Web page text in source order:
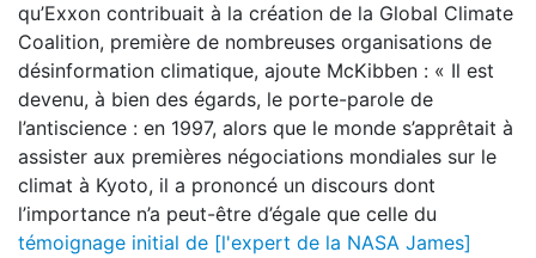
qu’Exxon contribuait à la création de la Global Climate
Coalition, première de nombreuses organisations de
désinformation climatique, ajoute McKibben : « Il est
devenu, à bien des égards, le porte-parole de
l’antiscience : en 1997, alors que le monde s’apprêtait à
assister aux premières négociations mondiales sur le
climat à Kyoto, il a prononcé un discours dont
l’importance n’a peut-être d’égale que celle du
témoignage initial de [l'expert de la NASA James]